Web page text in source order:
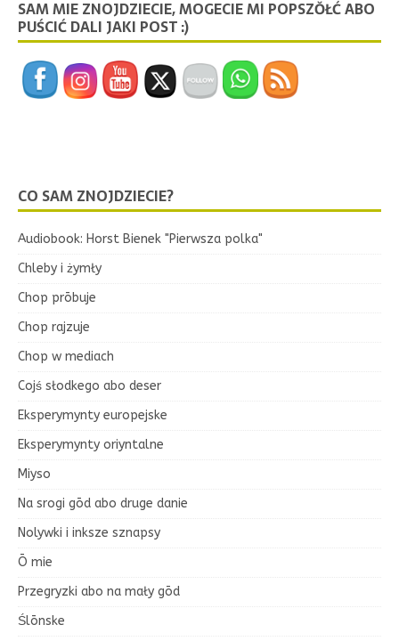
SAM MIE ZNOJDZIECIE, MOGECIE MI POPSZŎŁĆ ABO
PUŚCIĆ DALI JAKI POST :)
CO SAM ZNOJDZIECIE?
Audiobook: Horst Bienek "Pierwsza polka"
Chleby i żymły
Chop prōbuje
Chop rajzuje
Chop w mediach
Cojś słodkego abo deser
Eksperymynty europejske
Eksperymynty oriyntalne
Miyso
Na srogi gōd abo druge danie
Nolywki i inksze sznapsy
Ō mie
Przegryzki abo na mały gōd
Ślōnske